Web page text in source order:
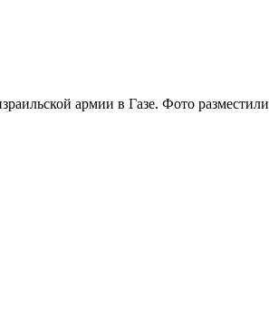
армии в Газе. Фото разместили